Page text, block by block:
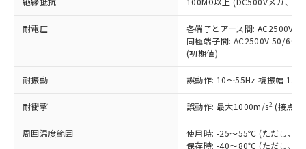
耐電圧
各端子とアース間: AC2500V
同極端子間: AC2500V 50/
(初期値)
耐振動 誤動作: 10～55Hz 複振幅
耐衝撃 誤動作: 最大1000m/s2 (接点
周囲温度範囲
使用時: -25～55℃ (ただし、氷
保存時: -40～80℃ (ただし、氷
ことをご了承ください。
在庫状況および標準価格照会結果は、
記載している更新日時点での社内デー
タに基づき作成されるものであり、閲
覧された時点での実際の在庫および標
準価格とは異なる場合があることをご
正式な納期状況および標準価格はお客
様のお取引先、またはお客様担当のオ
ムロン制御機器販売店・当社販売員に
いたものが、含有品と判明した場合などや
むを得ず変更することがあります。
鉛(Pb) 1000ppm以下、 水銀(Hg) 1000ppm以下、 カド
六価クロム(Cr(Ⅵ)) 1000ppm以下、ポリ臭化ビフェニル
ル) (DEHP)(別名：DOP) 1000ppm以下、フタル酸ブチ
ルベンジル（BBP） 1000ppm以下、フタル酸ジブチル
（DBP） 1000ppm以下、フタル酸ジイソブチル
(DIBP) 1000ppm以下
基準値を超えていることを示します。
「－」：未確認です。当社販売部門へお問
*中国RoHS10物質の基準値 (GB/T26572)：
Cr(Ⅵ)(六価クロム) : 1000ppm、 PBBs(ポリ臭化ビフェ
ニル類) : 1000ppm、 PBDEs(ポリ臭化ジフェニルエーテ
DBP(フタル酸ジブチル) : 1000ppm、 DIBP(フタル酸ジ
イソブチル) : 1000ppm、 BBP(フタル酸ブチルベンジ
当社は、これら貴社製品のうち、外国
為替および外国貿易法に定める商品
（以下｢規制貨物等」という）を輸出
または国外への提供する場合は、日本
国政府の輸出許可(または役務取引許
可)を取得するなどの必要な手続きを
当社は規制貨物を破棄する場合は、完
全に破砕するなど、違法に輸出されな
いよう必要な手段を講じます。
一定数以上の在庫あり
△ 一定数には満たないが在庫あり